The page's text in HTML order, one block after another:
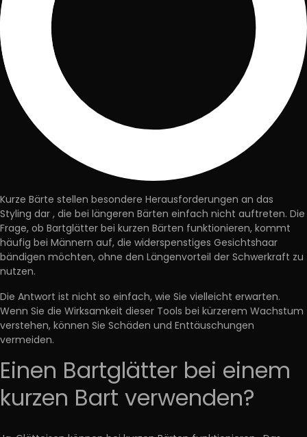
Kurze Bärte stellen besondere Herausforderungen an das
Styling dar, die bei längeren Bärten einfach nicht auftreten. Die
Frage, ob Bartglätter bei kurzen Bärten funktionieren, kommt
häufig bei Männern auf, die widerspenstiges Gesichtshaar
bändigen möchten, ohne den Längenvorteil der Schwerkraft zu
nutzen.
Die Antwort ist nicht so einfach, wie Sie vielleicht erwarten.
Wenn Sie die Wirksamkeit dieser Tools bei kürzerem Wachstum
verstehen, können Sie Schäden und Enttäuschungen
vermeiden.
Einen Bartglätter bei einem
kurzen Bart verwenden?